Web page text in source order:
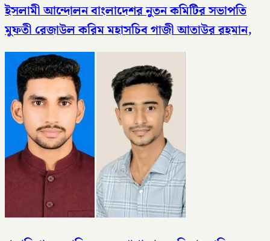
ইসলামী আন্দোলন বাংলাদেশর নুতন কমিটির সভাপতি
মুফতী রেজাউল করিম মহাসচিব গাজী আতাউর রহমান,